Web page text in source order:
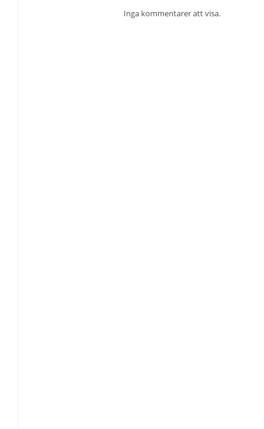
Inga kommentarer att visa.